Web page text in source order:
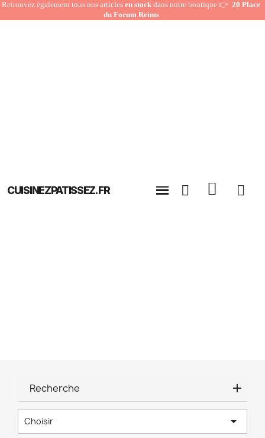
Retrouvez également tous nos articles en stock dans notre boutique 👉20 Place
du Forum Reims
CUISINEZPATISSEZ.FR
Recherche
Choisir 